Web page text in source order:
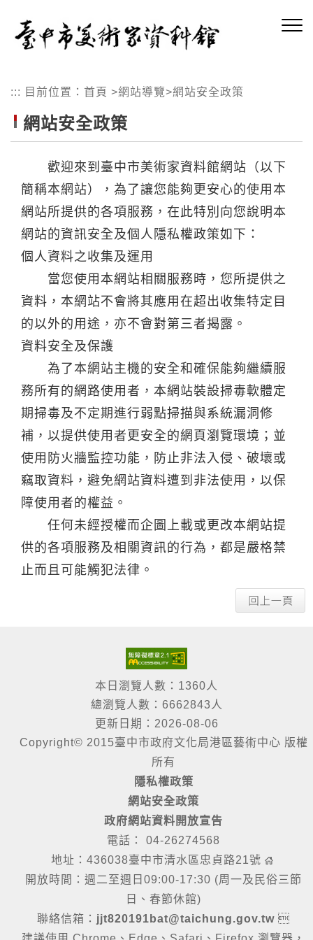
::: 目前位置： 首頁 >網站導覽>網站安全政策
網站安全政策
歡迎來到臺中市美術家資料館網站（以下
簡稱本網站），為了讓您能夠更安心的使用本
網站所提供的各項服務，在此特別向您說明本
網站的資訊安全及個人隱私權政策如下：
個人資料之收集及運用
當您使用本網站相關服務時，您所提供之
資料，本網站不會將其應用在超出收集特定目
的以外的用途，亦不會對第三者揭露。
資料安全及保護
為了本網站主機的安全和確保能夠繼續服
務所有的網路使用者，本網站裝設掃毒軟體定
期掃毒及不定期進行弱點掃描與系統漏洞修
補，以提供使用者更安全的網頁瀏覽環境；並
使用防火牆監控功能，防止非法入侵、破壞或
竊取資料，避免網站資料遭到非法使用，以保
障使用者的權益。
任何未經授權而企圖上載或更改本網站提
供的各項服務及相關資訊的行為，都是嚴格禁
止而且可能觸犯法律。
本日瀏覽人數：1360人
總瀏覽人數：6662843人
更新日期：2026-08-06
Copyright© 2015臺中市政府文化局港區藝術中心 版權
所有
隱私權政策
網站安全政策
政府網站資料開放宣告
電話： 04-26274568
地址：436038臺中市清水區忠貞路21號
開放時間：週二至週日09:00-17:30 (周一及民俗三節
日、春節休館)
聯絡信箱： jjt820191bat@taichung.gov.tw 